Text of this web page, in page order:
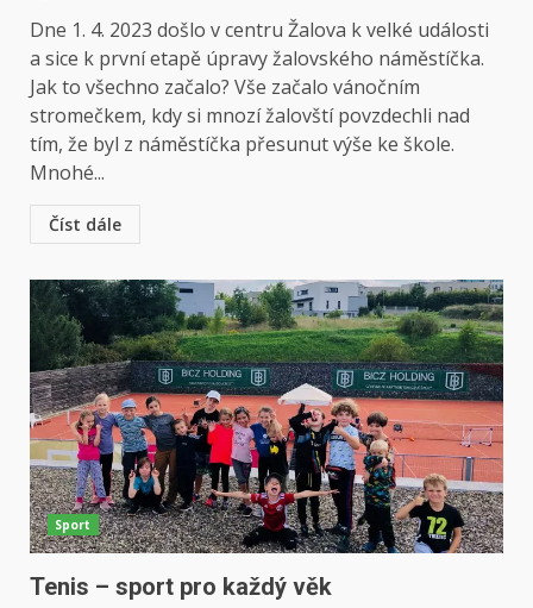
Dne 1. 4. 2023 došlo v centru Žalova k velké události
a sice k první etapě úpravy žalovského náměstíčka.
Jak to všechno začalo? Vše začalo vánočním
stromečkem, kdy si mnozí žalovští povzdechli nad
tím, že byl z náměstíčka přesunut výše ke škole.
Mnohé...
Číst dále
Sport
Tenis – sport pro každý věk